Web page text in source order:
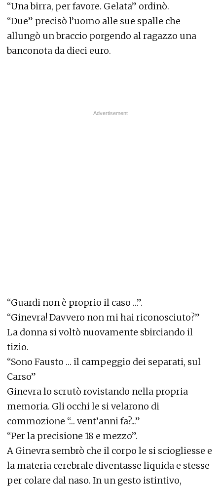
“Una birra, per favore. Gelata” ordinò.
“Due” precisò l’uomo alle sue spalle che
allungò un braccio porgendo al ragazzo una
banconota da dieci euro.
“Guardi non è proprio il caso …”.
“Ginevra! Davvero non mi hai riconosciuto?”
La donna si voltò nuovamente sbirciando il
tizio.
“Sono Fausto … il campeggio dei separati, sul
Carso”
Ginevra lo scrutò rovistando nella propria
memoria. Gli occhi le si velarono di
commozione “… vent’anni fa?...”
“Per la precisione 18 e mezzo”.
A Ginevra sembrò che il corpo le si sciogliesse e
la materia cerebrale diventasse liquida e stesse
per colare dal naso. In un gesto istintivo,